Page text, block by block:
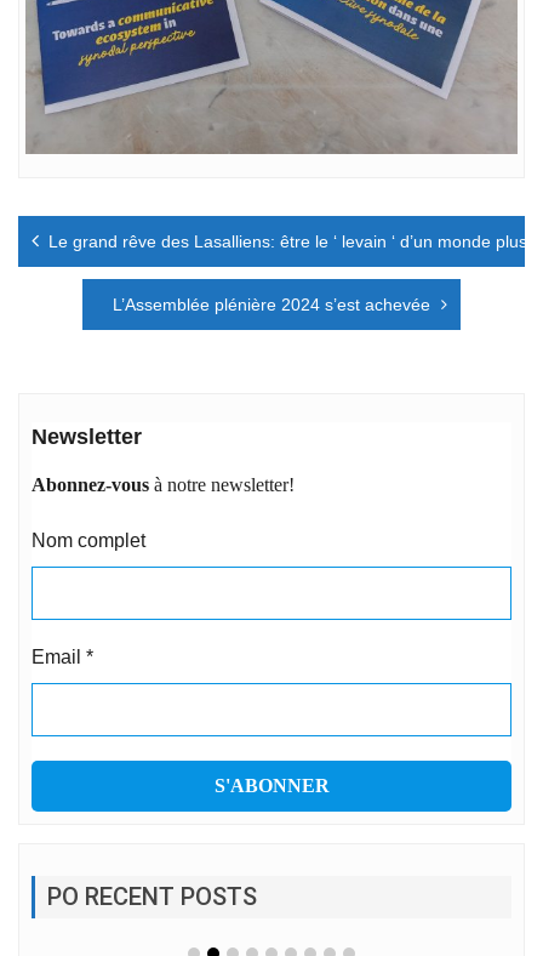
Navigation
Le grand rêve des Lasalliens: être le ‘ levain ‘ d’un monde plus
L’Assemblée plénière 2024 s’est achevée
Newsletter
Abonnez-vous à notre newsletter!
Nom complet
Email *
PO RECENT POSTS